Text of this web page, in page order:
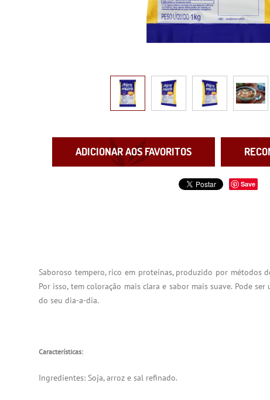
ADICIONAR AOS FAVORITOS
Save
Saboroso tempero, rico em proteínas, produzido por métodos
Por isso, tem coloração mais clara e sabor mais suave. Pode
do seu dia-a-dia.
Características:
Ingredientes: Soja, arroz e sal refinado.